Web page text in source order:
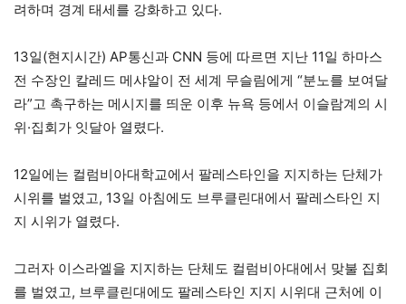
려하며 경계 태세를 강화하고 있다.
13일(현지시간) AP통신과 CNN 등에 따르면 지난 11일 하마스
전 수장인 칼레드 메샤알이 전 세계 무슬림에게 “분노를 보여달
라”고 촉구하는 메시지를 띄운 이후 뉴욕 등에서 이슬람계의 시
위·집회가 잇달아 열렸다.
12일에는 컬럼비아대학교에서 팔레스타인을 지지하는 단체가
시위를 벌였고, 13일 아침에도 브루클린대에서 팔레스타인 지
지 시위가 열렸다.
그러자 이스라엘을 지지하는 단체도 컬럼비아대에서 맞불 집회
를 벌였고, 브루클린대에도 팔레스타인 지지 시위대 근처에 이